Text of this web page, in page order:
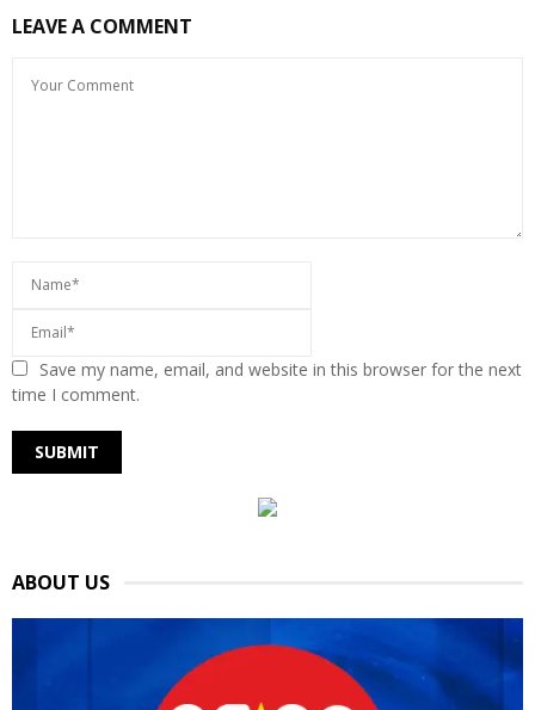
LEAVE A COMMENT
Save my name, email, and website in this browser for the next
time I comment.
ABOUT US